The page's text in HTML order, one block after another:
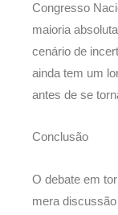
Congresso
maioria
cenário de
ainda tem um
antes de se
Conclusão
O debate em
mera